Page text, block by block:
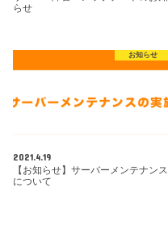
らせ
お知らせ
2021.4.19
【お知らせ】サーバーメンテナンス
について